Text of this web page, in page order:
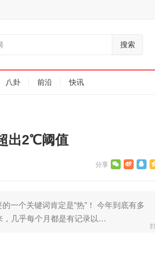
搜索
八卦 前沿 快讯
出2℃阈值
一个关键词肯定是“热”！ 今年到底有多
，几乎每个月都是有记录以…